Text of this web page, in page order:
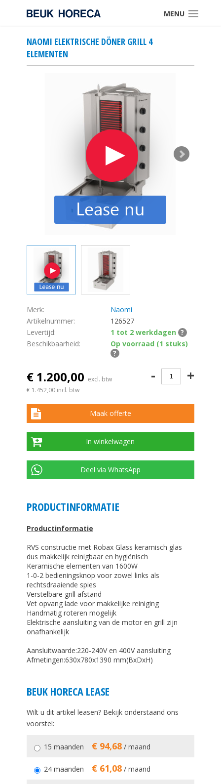
MENU
NAOMI ELEKTRISCHE DÖNER GRILL 4
ELEMENTEN
Merk:
Naomi
Artikelnummer:
126527
Levertijd:
1 tot 2 werkdagen ?
Beschikbaarheid:
Op voorraad (1 stuks)
?
- +
€ 1.200,00 excl. btw
€ 1.452,00incl. btw
Maak offerte
In winkelwagen
Deel via WhatsApp
PRODUCTINFORMATIE
Productinformatie
RVS constructie met Robax Glass keramisch glas
dus makkelijk reinigbaar en hygiënisch
Keramische elementen van 1600W
1-0-2 bedieningsknop voor zowel links als
rechtsdraaiende spies
Verstelbare grill afstand
Vet opvang lade voor makkelijke reiniging
Handmatig roteren mogelijk
Elektrische aansluiting van de motor en grill zijn
onafhankelijk
Aansluitwaarde:220-240V en 400V aansluiting
Afmetingen:630x780x1390 mm(BxDxH)
BEUK HORECA LEASE
Wilt u dit artikel leasen? Bekijk onderstaand ons
voorstel:
15 maanden € 94,68/ maand
24 maanden € 61,08/ maand